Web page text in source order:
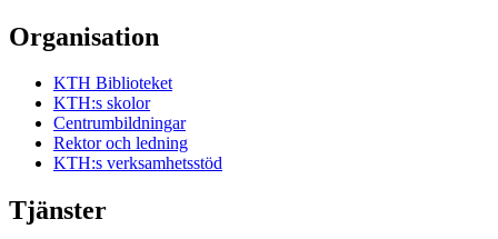
Organisation
KTH Biblioteket
KTH:s skolor
Centrumbildningar
Rektor och ledning
KTH:s verksamhetsstöd
Tjänster